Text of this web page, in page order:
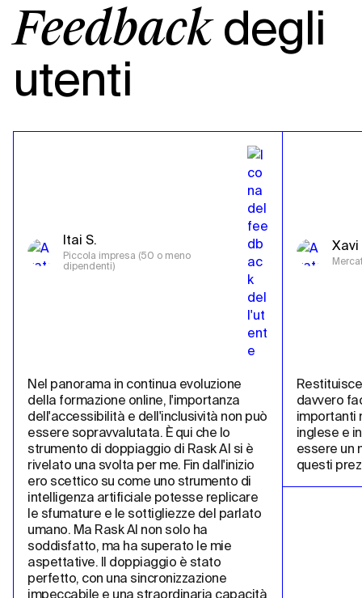
Feedbackdegli
utenti
Itai S.
Piccola impresa (50 o meno
dipendenti)
Nel panorama in continua evoluzione
della formazione online, l'importanza
dell'accessibilità e dell'inclusività non può
essere sopravvalutata. È qui che lo
strumento di doppiaggio di Rask AI si è
rivelato una svolta per me. Fin dall'inizio
ero scettico su come uno strumento di
intelligenza artificiale potesse replicare
le sfumature e le sottigliezze del parlato
umano. Ma Rask AI non solo ha
soddisfatto, ma ha superato le mie
aspettative. Il doppiaggio è stato
perfetto, con una sincronizzazione
impeccabile e una straordinaria capacità
Xavi
davvero
importanti
inglese e
essere un
questi